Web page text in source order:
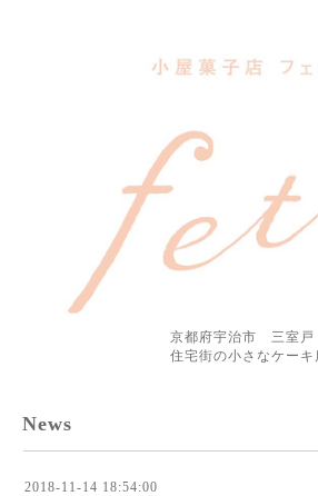
京都府宇治市 三室
住宅街の小さなケーキ
News
2018-11-14 18:54:00